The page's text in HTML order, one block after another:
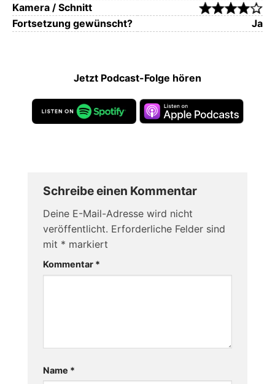
Kamera / Schnitt
Fortsetzung gewünscht?
Ja
Jetzt Podcast-Folge hören
Schreibe einen Kommentar
Deine E-Mail-Adresse wird nicht
veröffentlicht. Erforderliche Felder sind
mit * markiert
Kommentar *
Name *